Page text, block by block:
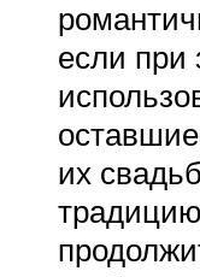
если при
их